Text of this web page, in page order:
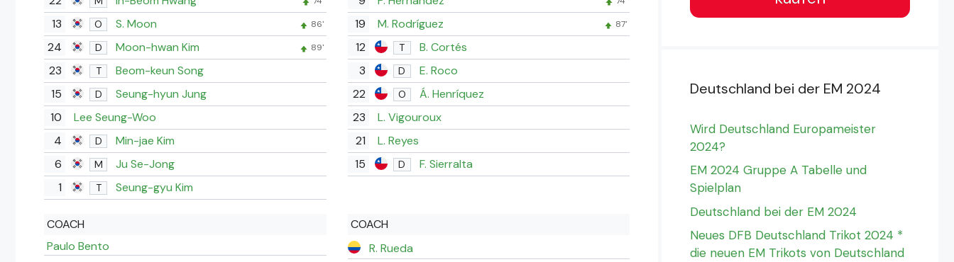
13 O S. Moon 86'
24 D Moon-hwan Kim 89'
23 T
Beom-keun Song
15
D
Seung-hyun Jung
10
Lee Seung-Woo
4
D
Min-jae Kim
6
M
Ju Se-Jong
1
T Seung-gyu Kim
COACH
Paulo Bento
19 M. Rodríguez 87'
12 T
B. Cortés
3
D
E. Roco
22
O
Á. Henríquez
23
L. Vigouroux
21
L. Reyes
15
D F. Sierralta
COACH
R. Rueda
Deutschland bei der EM 2024
Wird Deutschland Europameister
2024?
EM 2024 Gruppe A Tabelle und
Spielplan
Deutschland bei der EM 2024
Neues DFB Deutschland Trikot 2024 *
die neuen EM Trikots von Deutschland